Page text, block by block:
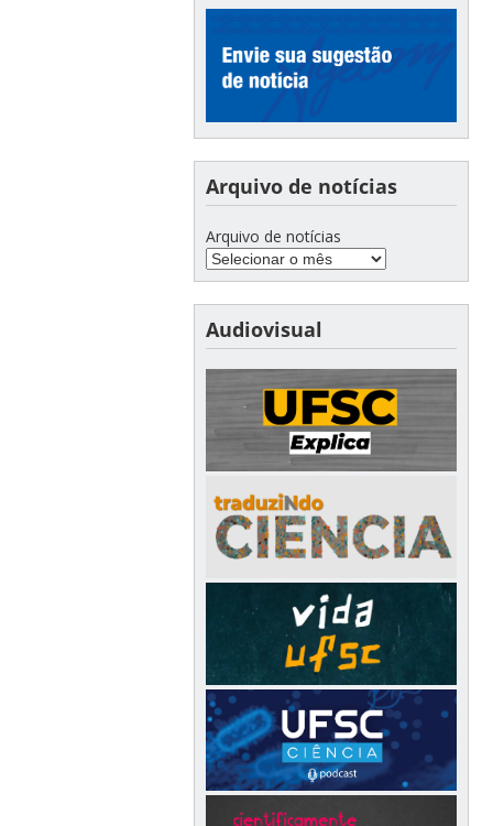
Arquivo de notícias
Arquivo de notícias
Audiovisual